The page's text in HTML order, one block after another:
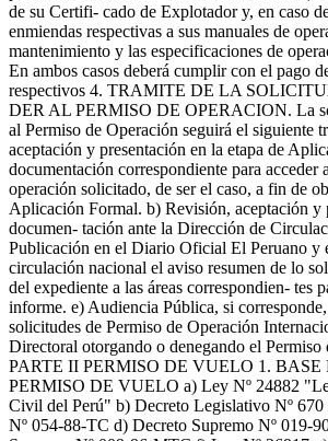
de su Certifi- cado de Explotador y, en caso
enmiendas respectivas a sus manuales de
mantenimiento y las especificaciones de
En ambos casos deberá cumplir con el pago
respectivos 4. TRAMITE DE LA
DER AL PERMISO DE OPERACION. La
al Permiso de Operación seguirá el siguiente
aceptación y presentación en la etapa de
documentación correspondiente para acceder
operación solicitado, de ser el caso, a fin de
Aplicación Formal. b) Revisión, aceptación y
documen- tación ante la Dirección de
Publicación en el Diario Oficial El Peruano y
circulación nacional el aviso resumen de lo
del expediente a las áreas correspondien- tes
informe. e) Audiencia Pública, si
solicitudes de Permiso de Operación
Directoral otorgando o denegando el Permiso
PARTE II PERMISO DE VUELO 1.
PERMISO DE VUELO a) Ley Nº 24882
Civil del Perú" b) Decreto Legislativo Nº 670
Nº 054-88-TC d) Decreto Supremo Nº 019-